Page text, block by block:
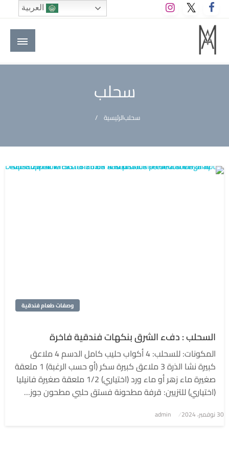
التخطي
إلى
المحتوى
M A hotels | إم ايه هوتيلز
الموقع الأول للعاملين في الفنادق في العالم العربي
سحلب
الرئيسيةسحلب
وصفات طعام فندقية
السحلب : دفء الشرق بنكهات فندقية فاخرة
المكونات: للسحلب: 4 أكواب حليب كامل الدسم 4 ملاعق
كبيرة نشا الذرة 3 ملاعق كبيرة سكر (أو حسب الرغبة) 1 ملعقة
صغيرة ماء زهر أو ماء ورد (اختياري) 1/2 ملعقة صغيرة فانيليا
(اختياري) للتزيين: قرفة مطحونة فستق حلبي مطحون جوز…
نُشر
30 نوفمبر، 2024 admin
العربية